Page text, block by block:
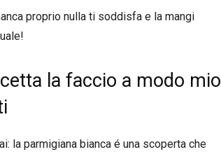
proprio nulla ti soddisfa e la mangi
la faccio a modo mio
la parmigiana bianca é una scoperta che